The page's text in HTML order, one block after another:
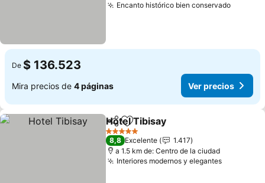
Encanto histórico bien conservadoVer
De $ 136.523
Mira precios de 4 páginas Ver precios
CompartirAgregar a favoritos
Hotel Tibisay
5 Estrellas
8,8 Excelente
1.417
a 1.5 km de: Centro de la ciudad
Interiores modernos y elegantesVer